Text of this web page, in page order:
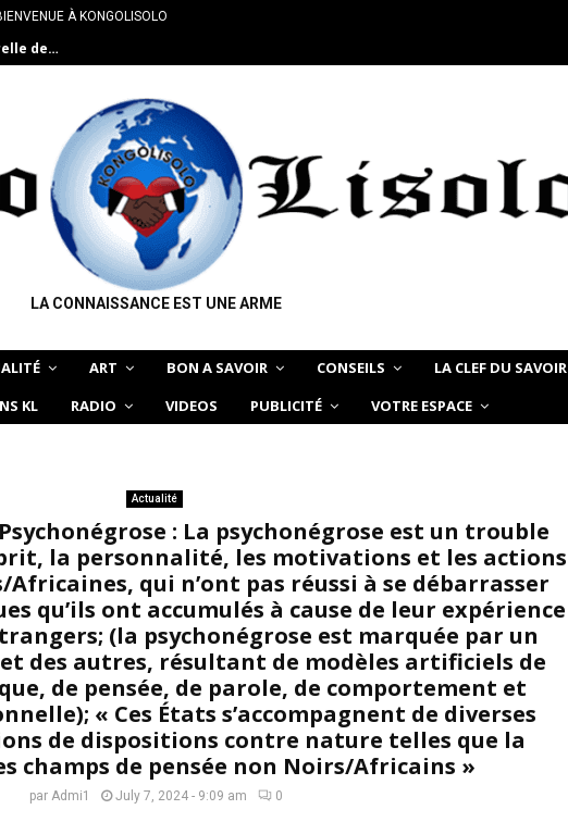
À KONGOLISOLO
de…
LA CONNAISSANCE EST UNE ARME
ART BON A SAVOIR CONSEILS LA CLEF DU SAVOIR
KL RADIO VIDEOS PUBLICITÉ VOTRE ESPACE
Actualité
: La psychonégrose est un trouble
la personnalité, les motivations et les actions
qui n’ont pas réussi à se débarrasser
qu’ils ont accumulés à cause de leur expérience
(la psychonégrose est marquée par un
des autres, résultant de modèles artificiels de
de pensée, de parole, de comportement et
« Ces États s’accompagnent de diverses
de dispositions contre nature telles que la
champs de pensée non Noirs/Africains »
par Admi1 July 7, 2024 - 9:09 am 0